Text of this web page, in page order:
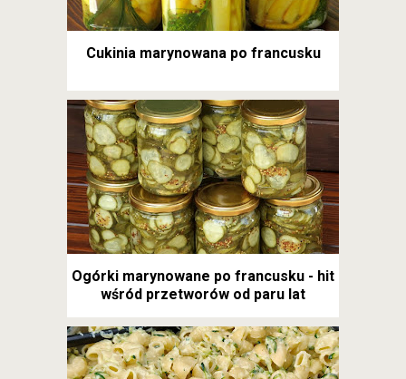
Cukinia marynowana po francusku
Ogórki marynowane po francusku - hit
wśród przetworów od paru lat